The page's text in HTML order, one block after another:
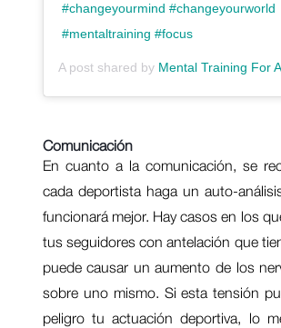
#changeyourmind #changeyourworld
#mentaltraining #focus
A post shared by Mental Training For
Comunicación
En cuanto a la comunicación, se
cada deportista haga un auto-
funcionará mejor. Hay casos en los
tus seguidores con antelación que
puede causar un aumento de los
sobre uno mismo. Si esta tensión
peligro tu actuación deportiva, lo